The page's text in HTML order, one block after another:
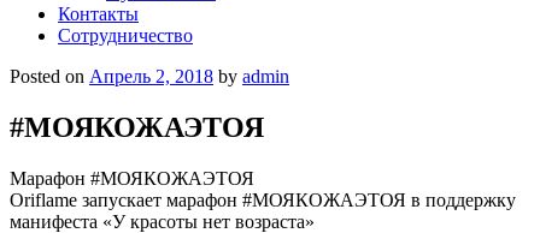
Контакты
Сотрудничество
Posted on Апрель 2, 2018 by admin
#МОЯКОЖАЭТОЯ
Марафон #МОЯКОЖАЭТОЯ
Oriflame запускает марафон #МОЯКОЖАЭТОЯ в поддержку
манифеста «У красоты нет возраста»